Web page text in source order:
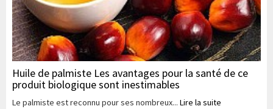
Huile de palmiste Les avantages pour la santé de ce
produit biologique sont inestimables
Le palmiste est reconnu pour ses nombreux... Lire la suite